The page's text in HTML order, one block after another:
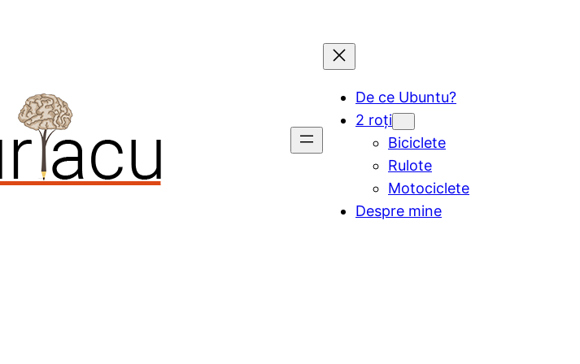
De ce Ubuntu?
2 roți
Biciclete
Rulote
Motociclete
Despre mine